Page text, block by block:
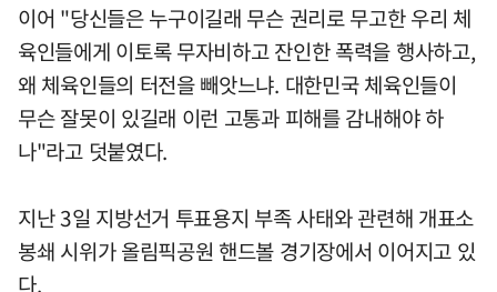
이어 "당신들은 누구이길래 무슨 권리로 무고한 우리 체
육인들에게 이토록 무자비하고 잔인한 폭력을 행사하고,
왜 체육인들의 터전을 빼앗느냐. 대한민국 체육인들이
무슨 잘못이 있길래 이런 고통과 피해를 감내해야 하
나"라고 덧붙였다.
지난 3일 지방선거 투표용지 부족 사태와 관련해 개표소
봉쇄 시위가 올림픽공원 핸드볼 경기장에서 이어지고 있
다.